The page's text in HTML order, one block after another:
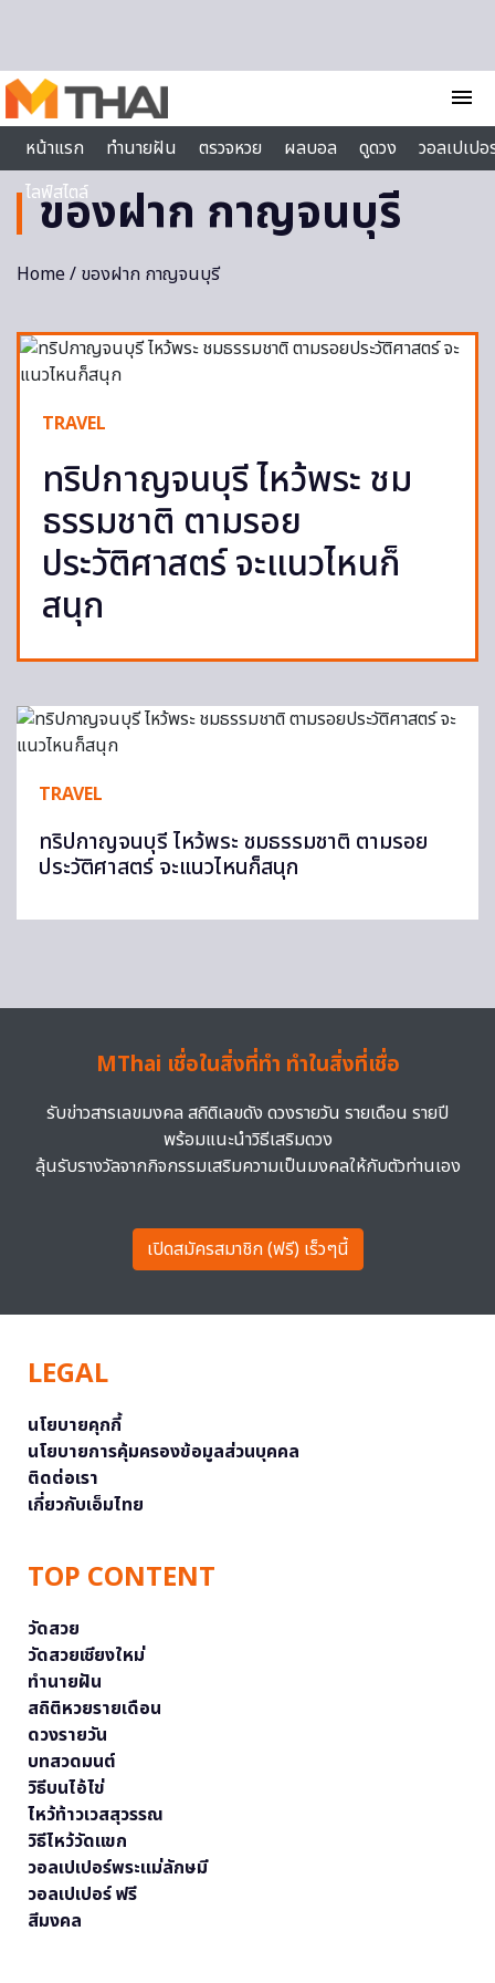
menu
หน้าแรก
ทำนายฝัน ตรวจหวย ผลบอล ดูดวง
วอลเปเป
ไลฟ์สไตล์
ของฝาก กาญจนบุรี
Home/ ของฝาก กาญจนบุรี
TRAVEL
ทริปกาญจนบุรี ไหว้พระ ชม
ธรรมชาติ ตามรอย
ประวัติศาสตร์ จะแนวไหนก็
สนุก
TRAVEL
ทริปกาญจนบุรี ไหว้พระ ชมธรรมชาติ ตามรอย
ประวัติศาสตร์ จะแนวไหนก็สนุก
MThai เชื่อในสิ่งที่ทำ ทำในสิ่งที่เชื่อ
รับข่าวสารเลขมงคล สถิติเลขดัง ดวงรายวัน รายเดือน รายปี
พร้อมแนะนำวิธีเสริมดวง
ลุ้นรับรางวัลจากกิจกรรมเสริมความเป็นมงคลให้กับตัวท่านเอง
เปิดสมัครสมาชิก (ฟรี) เร็วๆนี้
LEGAL
นโยบายคุกกี้
นโยบายการคุ้มครองข้อมูลส่วนบุคคล
ติดต่อเรา
เกี่ยวกับเอ็มไทย
TOP CONTENT
วัดสวย
วัดสวยเชียงใหม่
ทำนายฝัน
สถิติหวยรายเดือน
ดวงรายวัน
บทสวดมนต์
วิธีบนไอ้ไข่
ไหว้ท้าวเวสสุวรรณ
วิธีไหว้วัดแขก
วอลเปเปอร์พระแม่ลักษมี
วอลเปเปอร์ ฟรี
สีมงคล